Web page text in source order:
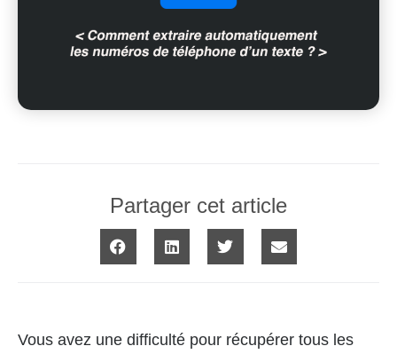
Partager cet article
Vous avez une difficulté pour récupérer tous les